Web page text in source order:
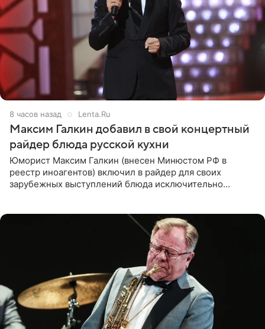
8 часов назад Lenta.Ru
Максим Галкин добавил в свой концертный
райдер блюда русской кухни
Юморист Максим Галкин (внесен Минюстом РФ в
реестр иноагентов) включил в райдер для своих
зарубежных выступлений блюда исключительно